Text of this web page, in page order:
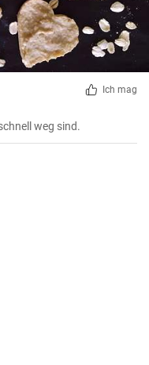
Ich mag
weg sind.